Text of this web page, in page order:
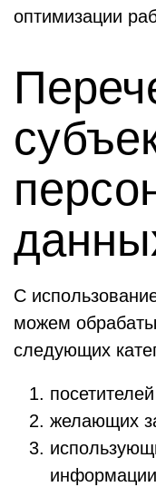
оптимизации
С
можем
следующих
желающих